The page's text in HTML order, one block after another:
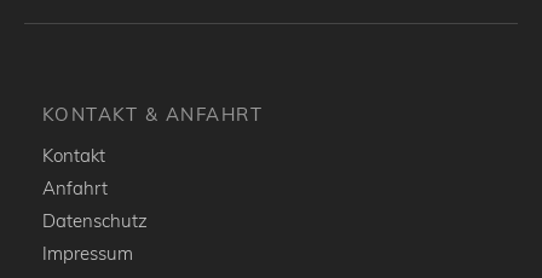
KONTAKT & ANFAHRT
Kontakt
Anfahrt
Datenschutz
Impressum